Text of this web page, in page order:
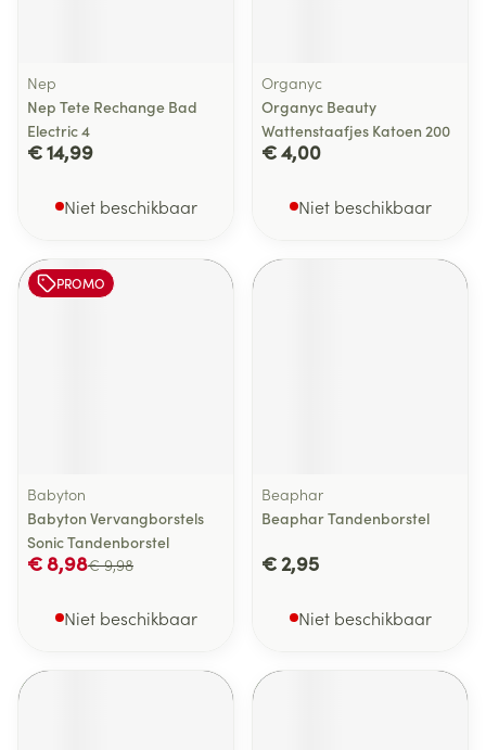
Nep
Nep Tete Rechange Bad
Electric 4
€ 14,99
Niet beschikbaar
Organyc
Organyc Beauty
Wattenstaafjes Katoen 200
€ 4,00
Niet beschikbaar
PROMO
Babyton
Babyton Vervangborstels
Sonic Tandenborstel
€ 9,98
€ 8,98
Niet beschikbaar
Beaphar
Beaphar Tandenborstel
€ 2,95
Niet beschikbaar